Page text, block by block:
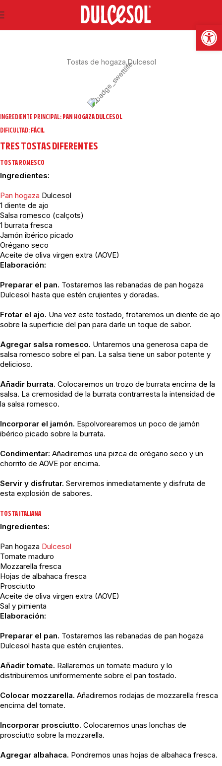
SWEET LIFE
Tostas de hogaza Dulcesol
INGREDIENTE PRINCIPAL:PAN HOGAZA DULCESOL
DIFICULTAD:FÁCIL
TRES TOSTAS DIFERENTES
TOSTA ROMESCO
Ingredientes:
Pan hogaza Dulcesol
1 diente de ajo
Salsa romesco (calçots)
1 burrata fresca
Jamón ibérico picado
Orégano seco
Aceite de oliva virgen extra (AOVE)
Elaboración:
Preparar el pan. Tostaremos las rebanadas de pan hogaza
Dulcesol hasta que estén crujientes y doradas.
Frotar el ajo. Una vez este tostado, frotaremos un diente de ajo
sobre la superficie del pan para darle un toque de sabor.
Agregar salsa romesco. Untaremos una generosa capa de
salsa romesco sobre el pan. La salsa tiene un sabor potente y
delicioso.
Añadir burrata. Colocaremos un trozo de burrata encima de la
salsa. La cremosidad de la burrata contrarresta la intensidad de
la salsa romesco.
Incorporar el jamón. Espolvorearemos un poco de jamón
ibérico picado sobre la burrata.
Condimentar: Añadiremos una pizca de orégano seco y un
chorrito de AOVE por encima.
Servir y disfrutar. Serviremos inmediatamente y disfruta de
esta explosión de sabores.
TOSTA ITALIANA
Ingredientes:
Pan hogaza Dulcesol
Tomate maduro
Mozzarella fresca
Hojas de albahaca fresca
Prosciutto
Aceite de oliva virgen extra (AOVE)
Sal y pimienta
Elaboración:
Preparar el pan. Tostaremos las rebanadas de pan hogaza
Dulcesol hasta que estén crujientes.
Añadir tomate. Rallaremos un tomate maduro y lo
distribuiremos uniformemente sobre el pan tostado.
Colocar mozzarella. Añadiremos rodajas de mozzarella fresca
encima del tomate.
Incorporar prosciutto. Colocaremos unas lonchas de
prosciutto sobre la mozzarella.
Agregar albahaca. Pondremos unas hojas de albahaca fresca.